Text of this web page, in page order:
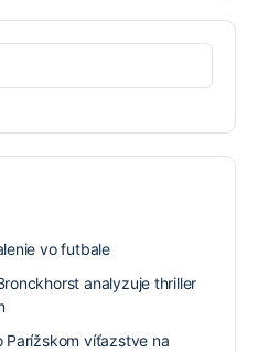
vo futbale
analyzuje thriller
Parížskom víťazstve na